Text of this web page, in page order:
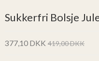
Sukkerfri Bolsje
377,10 DKK 419,00 DKK